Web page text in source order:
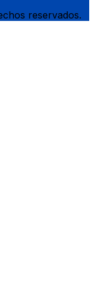
reservados.